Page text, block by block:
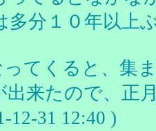
多分１０年以上
てくると、集
出来たので、正
12-31 12:40 )